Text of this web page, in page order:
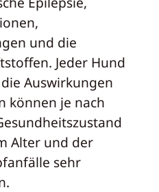
und die
Jeder Hund
Auswirkungen
können je nach
Alter und der
sehr